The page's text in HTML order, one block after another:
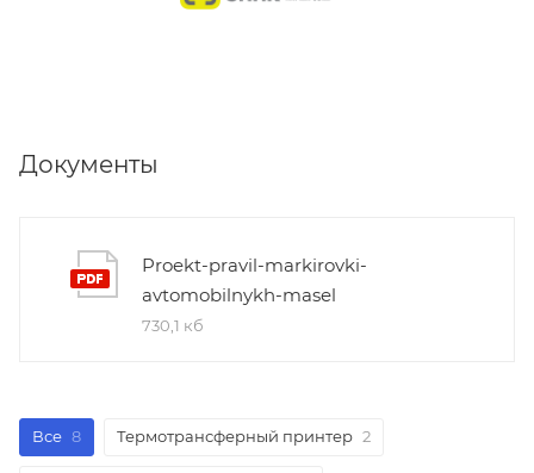
Документы
Proekt-pravil-markirovki-
avtomobilnykh-masel
730,1 кб
Все 8 Термотрансферный принтер 2